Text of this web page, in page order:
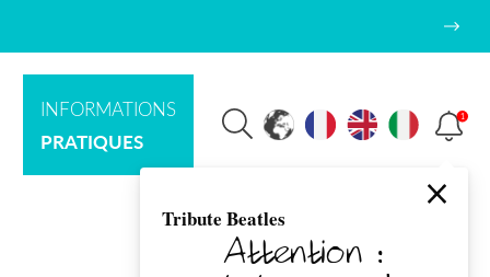
INFORMATIONS
PRATIQUES
1
Tribute Beatles
Attention :